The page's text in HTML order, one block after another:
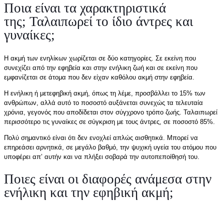
Ποια είναι τα χαρακτηριστικά
της; Ταλαιπωρεί το ίδιο άντρες και
γυναίκες;
Η ακμή των ενηλίκων χωρίζεται σε δύο κατηγορίες. Σε εκείνη που
συνεχίζει από την εφηβεία και στην ενήλικη ζωή και σε εκείνη που
εμφανίζεται σε άτομα που δεν είχαν καθόλου ακμή στην εφηβεία.
Η ενήλικη ή μετεφηβική ακμή, όπως τη λέμε, προσβάλλει το 15% των
ανθρώπων, αλλά αυτό το ποσοστό αυξάνεται συνεχώς τα τελευταία
χρόνια, γεγονός που αποδίδεται στον σύγχρονο τρόπο ζωής. Ταλαιπωρεί
περισσότερο τις γυναίκες σε σύγκριση με τους άντρες, σε ποσοστό 85%.
Πολύ σημαντικό είναι ότι δεν ενοχλεί απλώς αισθητικά. Μπορεί να
επηρεάσει αρνητικά, σε μεγάλο βαθμό, την ψυχική υγεία του ατόμου που
υποφέρει απ’ αυτήν και να πλήξει σοβαρά την αυτοπεποίθησή του.
Ποιες είναι οι διαφορές ανάμεσα στην
ενήλικη και την εφηβική ακμή;